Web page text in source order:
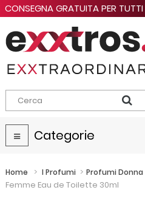
CONSEGNA GRATUITA PER
Navigazione
Toggle
Categorie
Home > I Profumi > Profumi Donna
Femme Eau de Toilette 30ml